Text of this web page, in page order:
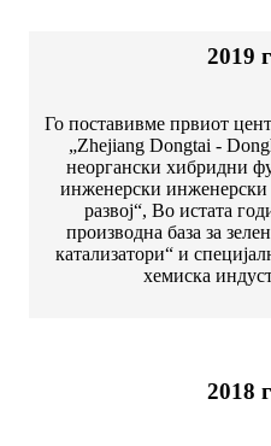
2019
Го поставивме првиот
„Zhejiang Dongtai -
неоргански хибридни
инженерски инженерски
развој“, Во истата
производна база за
катализатори“ и
хемиска
2018